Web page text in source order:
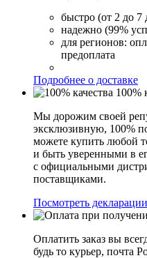
быстро (от 2 до 7
надежно (99%
для регионов:
предоплата
Подробнее о доставке
100%
Мы дорожим своей
эксклюзивную, 100%
можете купить любой
и быть уверенными в
с официальными
поставщиками.
Посмотреть
Оплатить заказ вы
будь то курьер, почта